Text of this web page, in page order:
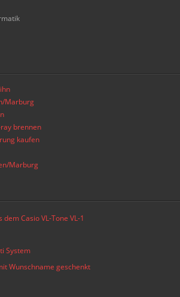
Marburg
brennen
kaufen
Marburg
Casio VL-Tone VL-1
System
Wunschname geschenkt